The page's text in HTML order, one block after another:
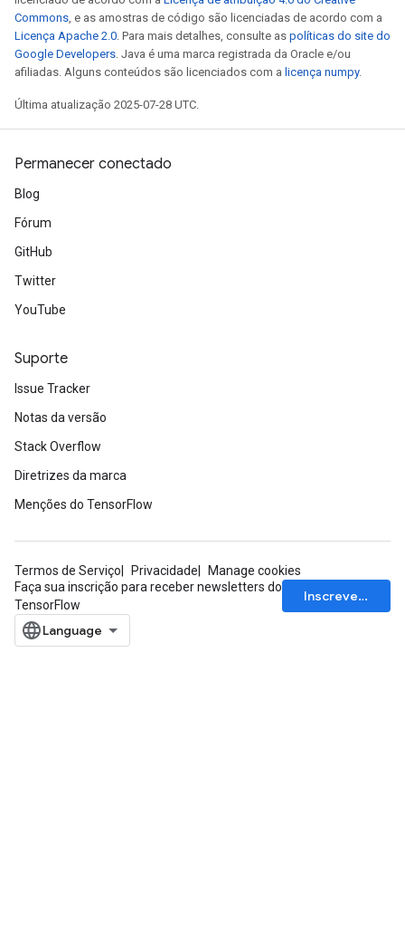
Commons, e as amostras de código são licenciadas de acordo com a
Licença Apache 2.0. Para mais detalhes, consulte as políticas do site do
Google Developers. Java é uma marca registrada da Oracle e/ou
afiliadas. Alguns conteúdos são licenciados com a licença numpy.
Última atualização 2025-07-28 UTC.
Permanecer conectado
Blog
Fórum
GitHub
Twitter
YouTube
Suporte
Issue Tracker
Notas da versão
Stack Overflow
Diretrizes da marca
Menções do TensorFlow
Termos de Serviço Privacidade
Manage cookies
Faça sua inscrição para receber newsletters do
TensorFlow
Inscrever-se